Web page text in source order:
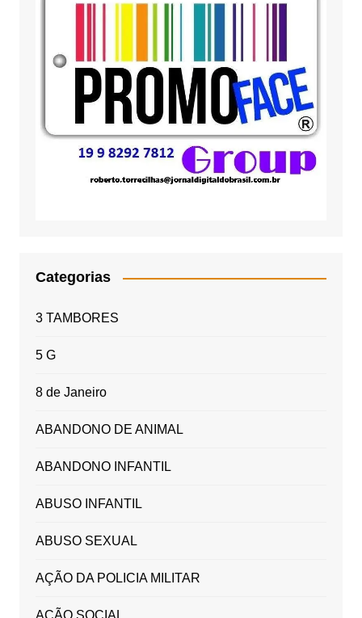
Categorias
3 TAMBORES
5 G
8 de Janeiro
ABANDONO DE ANIMAL
ABANDONO INFANTIL
ABUSO INFANTIL
ABUSO SEXUAL
AÇÃO DA POLICIA MILITAR